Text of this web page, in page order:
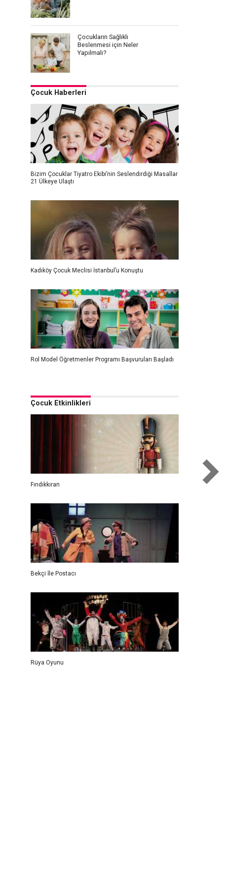
Çocukların Sağlıklı
Beslenmesi için Neler
Yapılmalı?
Çocuk Haberleri
Bizim Çocuklar Tiyatro Ekibi’nin Seslendirdiği Masallar
21 Ülkeye Ulaştı
Kadıköy Çocuk Meclisi İstanbul’u Konuştu
Rol Model Öğretmenler Programı Başvuruları Başladı
Çocuk Etkinlikleri
Fındıkkıran
Bekçi İle Postacı
Rüya Oyunu